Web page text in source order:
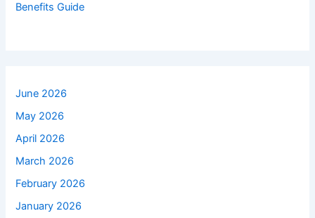
Benefits Guide
June 2026
May 2026
April 2026
March 2026
February 2026
January 2026